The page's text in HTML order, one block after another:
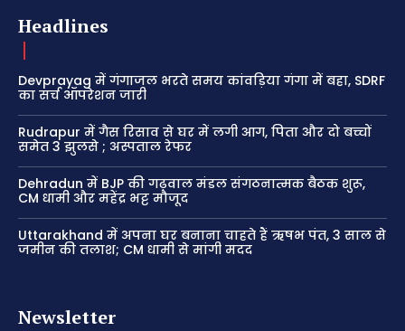
Headlines
Devprayag में गंगाजल भरते समय कांवड़िया गंगा में बहा, SDRF
का सर्च ऑपरेशन जारी
Rudrapur में गैस रिसाव से घर में लगी आग, पिता और दो बच्चों
समेत 3 झुलसे ; अस्पताल रेफर
Dehradun में BJP की गढ़वाल मंडल संगठनात्मक बैठक शुरू,
CM धामी और महेंद्र भट्ट मौजूद
Uttarakhand में अपना घर बनाना चाहते हैं ऋषभ पंत, 3 साल से
जमीन की तलाश; CM धामी से मांगी मदद
Newsletter